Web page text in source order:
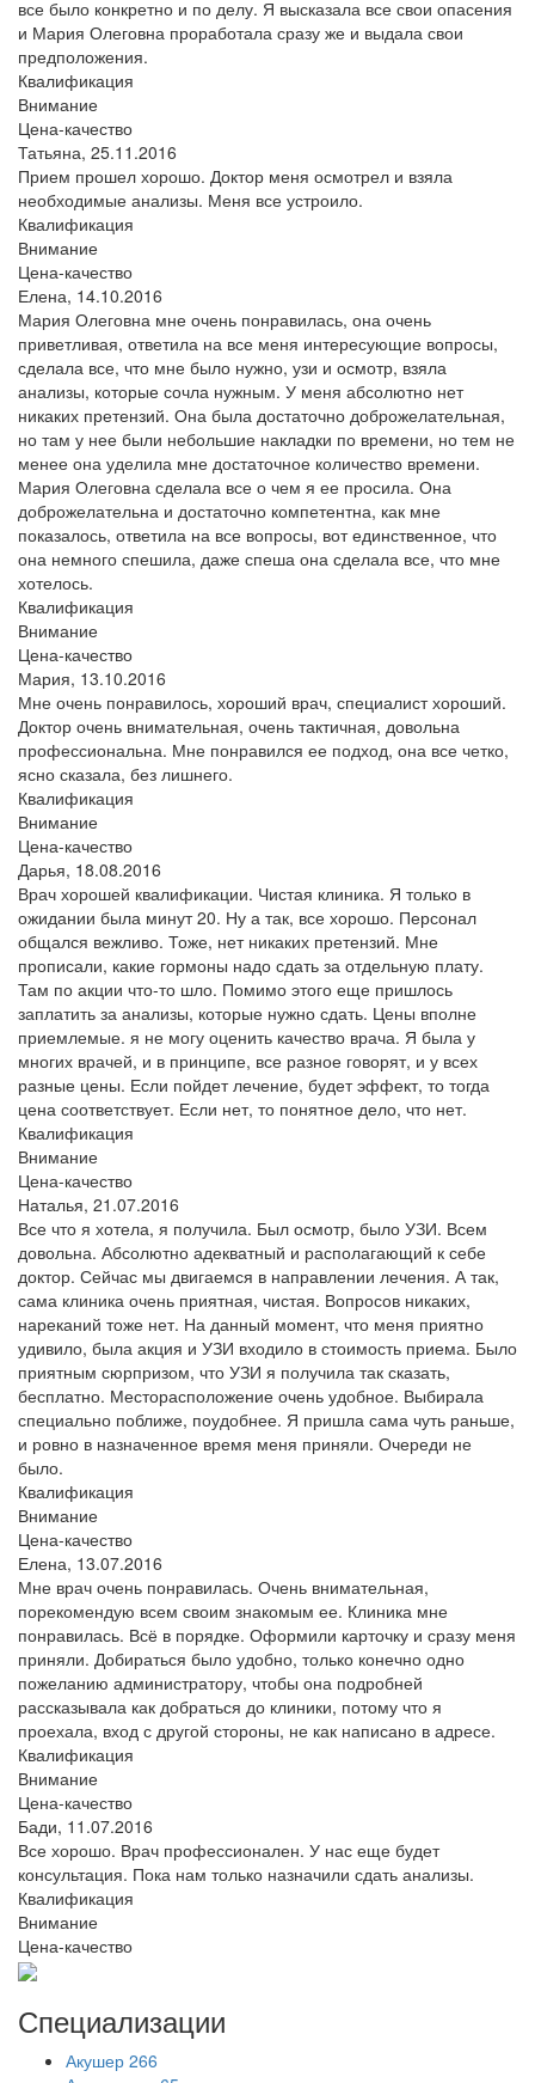
все было конкретно и по делу. Я высказала все свои опасения
и Мария Олеговна проработала сразу же и выдала свои
предположения.
Квалификация
Внимание
Цена-качество
Татьяна, 25.11.2016
Прием прошел хорошо. Доктор меня осмотрел и взяла
необходимые анализы. Меня все устроило.
Квалификация
Внимание
Цена-качество
Елена, 14.10.2016
Мария Олеговна мне очень понравилась, она очень
приветливая, ответила на все меня интересующие вопросы,
сделала все, что мне было нужно, узи и осмотр, взяла
анализы, которые сочла нужным. У меня абсолютно нет
никаких претензий. Она была достаточно доброжелательная,
но там у нее были небольшие накладки по времени, но тем не
менее она уделила мне достаточное количество времени.
Мария Олеговна сделала все о чем я ее просила. Она
доброжелательна и достаточно компетентна, как мне
показалось, ответила на все вопросы, вот единственное, что
она немного спешила, даже спеша она сделала все, что мне
хотелось.
Квалификация
Внимание
Цена-качество
Мария, 13.10.2016
Мне очень понравилось, хороший врач, специалист хороший.
Доктор очень внимательная, очень тактичная, довольна
профессиональна. Мне понравился ее подход, она все четко,
ясно сказала, без лишнего.
Квалификация
Внимание
Цена-качество
Дарья, 18.08.2016
Врач хорошей квалификации. Чистая клиника. Я только в
ожидании была минут 20. Ну а так, все хорошо. Персонал
общался вежливо. Тоже, нет никаких претензий. Мне
прописали, какие гормоны надо сдать за отдельную плату.
Там по акции что-то шло. Помимо этого еще пришлось
заплатить за анализы, которые нужно сдать. Цены вполне
приемлемые. я не могу оценить качество врача. Я была у
многих врачей, и в принципе, все разное говорят, и у всех
разные цены. Если пойдет лечение, будет эффект, то тогда
цена соответствует. Если нет, то понятное дело, что нет.
Квалификация
Внимание
Цена-качество
Наталья, 21.07.2016
Все что я хотела, я получила. Был осмотр, было УЗИ. Всем
довольна. Абсолютно адекватный и располагающий к себе
доктор. Сейчас мы двигаемся в направлении лечения. А так,
сама клиника очень приятная, чистая. Вопросов никаких,
нареканий тоже нет. На данный момент, что меня приятно
удивило, была акция и УЗИ входило в стоимость приема. Было
приятным сюрпризом, что УЗИ я получила так сказать,
бесплатно. Месторасположение очень удобное. Выбирала
специально поближе, поудобнее. Я пришла сама чуть раньше,
и ровно в назначенное время меня приняли. Очереди не
было.
Квалификация
Внимание
Цена-качество
Елена, 13.07.2016
Мне врач очень понравилась. Очень внимательная,
порекомендую всем своим знакомым ее. Клиника мне
понравилась. Всё в порядке. Оформили карточку и сразу меня
приняли. Добираться было удобно, только конечно одно
пожеланию администратору, чтобы она подробней
рассказывала как добраться до клиники, потому что я
проехала, вход с другой стороны, не как написано в адресе.
Квалификация
Внимание
Цена-качество
Бади, 11.07.2016
Все хорошо. Врач профессионален. У нас еще будет
консультация. Пока нам только назначили сдать анализы.
Квалификация
Внимание
Цена-качество
Специализации
Акушер 266